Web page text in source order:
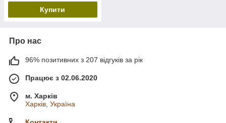
Купити
Про нас
96% позитивних з 207 відгуків за рік
Працює з 02.06.2020
м. Харків
Харків, Україна